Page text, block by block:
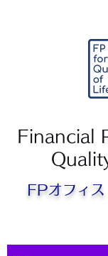
FPオフィ
Financial